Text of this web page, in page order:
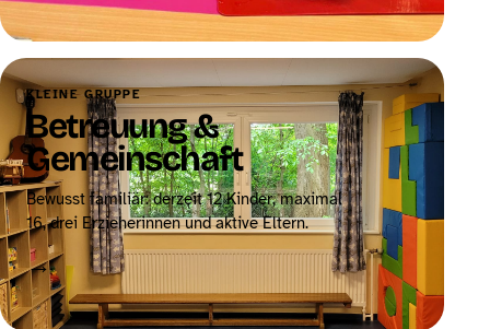
KLEINE GRUPPE
Betreuung &
Gemeinschaft
Bewusst familiär: derzeit 12 Kinder, maximal
16, drei Erzieherinnen und aktive Eltern.
→